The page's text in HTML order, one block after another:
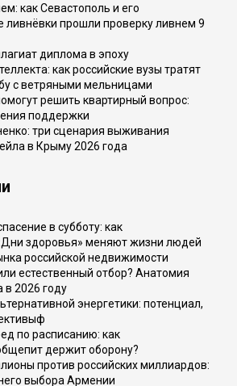
как Севастополь и его
ливнёвки прошли проверку ливнем 9
диплома в эпоху
как российские вузы тратят
с ветряными мельницами
решить квартирный вопрос:
поддержки
три сценария выживания
в Крыму 2026 года
в субботу: как
здоровья» меняют жизни людей
российской недвижимости
естественный отбор? Анатомия
в 2026 году
энергетики: потенциал,
по расписанию: как
держит оборону?
против российских миллиардов:
выбора Армении